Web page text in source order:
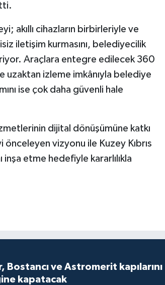
akıllı cihazların birbirleriyle ve
iletişim kurmasını, belediyecilik
Araçlara entegre edilecek 360
uzaktan izleme imkânıyla belediye
ise çok daha güvenli hale
dijital dönüşümüne katkı
vizyonu ile Kuzey Kıbrıs
inşa etme hedefiyle kararlılıkla
Bostancı ve Astromerit kapılarını
kapatacak